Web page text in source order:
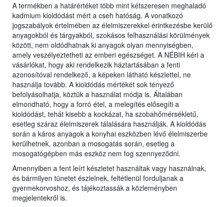
A termékben a határértéket több mint kétszeresen meghaladó
kadmium kioldódást mért a cseh hatóság. A vonatkozó
jogszabályok értelmében az élelmiszerekkel érintkezésbe kerülő
anyagokból és tárgyakból, szokásos felhasználási körülmények
között, nem oldódhatnak ki anyagok olyan mennyiségben,
amely veszélyeztetheti az emberi egészséget. A NÉBIH kéri a
vásárlókat, hogy aki rendelkezik háztartásában a fenti
azonosítóval rendelkező, a képeken látható készlettel, ne
használja tovább. A kioldódás mértékét sok tényező
befolyásolhatja, köztük a használat módja is. Általában
elmondható, hogy a forró étel, a melegítés elősegíti a
kioldódást, tehát kisebb a kockázat, ha szobahőmérsékletű,
esetleg száraz élelmiszerek tálalására használják. A kioldódás
során a káros anyagok a konyhai eszközben lévő élelmiszerbe
kerülhetnek, azonban a mosogatás során, esetleg a
mosogatógépben más eszköz nem fog szennyeződni.
Amennyiben a fent leírt készletet használtak vagy használnak,
és bármilyen tünetet észlelnek, feltétlenül forduljanak a
gyermekorvoshoz, és tájékoztassák a közleményben
megjelentekről is.